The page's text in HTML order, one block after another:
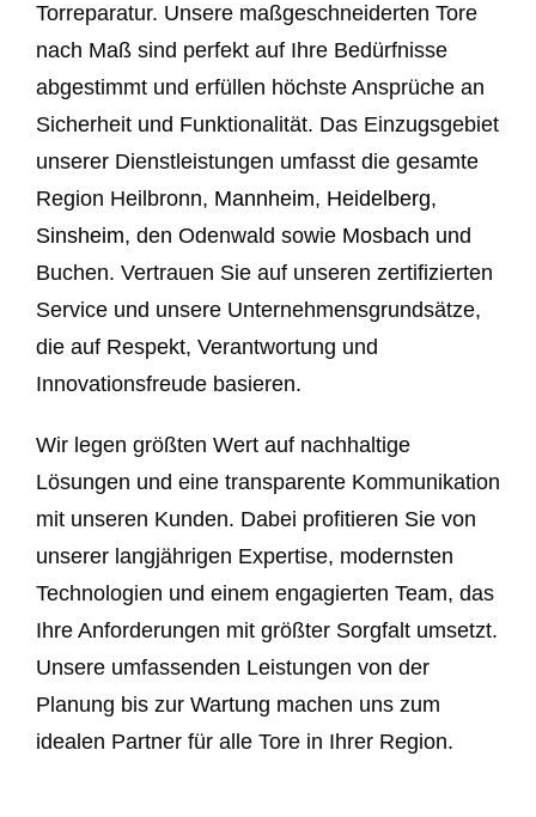
Torreparatur. Unsere maßgeschneiderten Tore
nach Maß sind perfekt auf Ihre Bedürfnisse
abgestimmt und erfüllen höchste Ansprüche an
Sicherheit und Funktionalität. Das Einzugsgebiet
unserer Dienstleistungen umfasst die gesamte
Region Heilbronn, Mannheim, Heidelberg,
Sinsheim, den Odenwald sowie Mosbach und
Buchen. Vertrauen Sie auf unseren zertifizierten
Service und unsere Unternehmensgrundsätze,
die auf Respekt, Verantwortung und
Innovationsfreude basieren.
Wir legen größten Wert auf nachhaltige
Lösungen und eine transparente Kommunikation
mit unseren Kunden. Dabei profitieren Sie von
unserer langjährigen Expertise, modernsten
Technologien und einem engagierten Team, das
Ihre Anforderungen mit größter Sorgfalt umsetzt.
Unsere umfassenden Leistungen von der
Planung bis zur Wartung machen uns zum
idealen Partner für alle Tore in Ihrer Region.